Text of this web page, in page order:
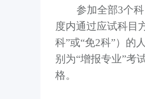
参加全部3个
度内通过应试科目
科”或“免2科”）的
别为“增报专业”考
格。